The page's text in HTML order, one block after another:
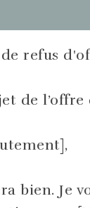
refus
de l’offre
bien. Je